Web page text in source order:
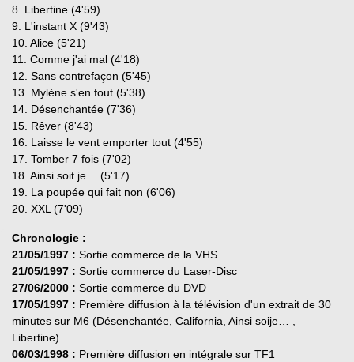
8. Libertine (4'59)
9. L'instant X (9'43)
10. Alice (5'21)
11. Comme j'ai mal (4'18)
12. Sans contrefaçon (5'45)
13. Mylène s'en fout (5'38)
14. Désenchantée (7'36)
15. Rêver (8'43)
16. Laisse le vent emporter tout (4'55)
17. Tomber 7 fois (7'02)
18. Ainsi soit je… (5'17)
19. La poupée qui fait non (6'06)
20. XXL (7'09)
Chronologie :
21/05/1997 : Sortie commerce de la VHS
21/05/1997 : Sortie commerce du Laser-Disc
27/06/2000 : Sortie commerce du DVD
17/05/1997 : Première diffusion à la télévision d'un extrait de 30
minutes sur M6 (Désenchantée, California, Ainsi soije… ,
Libertine)
06/03/1998 : Première diffusion en intégrale sur TF1